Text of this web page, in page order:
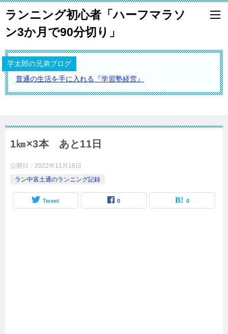
ランニング初心者「ハーフマラソ
ン3か月で90分切り」
芋太郎の兄弟ブログ
普通の生活を手に入れる『学習塾経営』
1㎞×3本 あと11日
公開日： 2022年11月16日
ラン中富土通のランニング記録
Tweet 0 0